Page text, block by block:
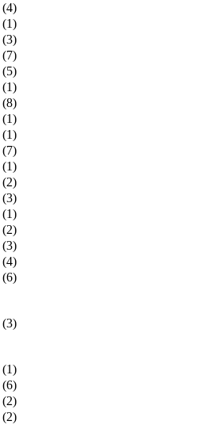
(4)
(1)
(3)
(7)
(5)
(1)
(8)
(1)
(1)
(7)
(1)
(2)
(3)
(1)
(2)
(3)
(4)
(6)
(3)
(1)
(6)
(2)
(2)